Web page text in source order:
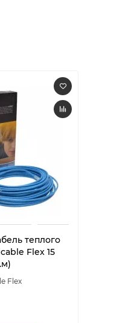
теплого
Flex 15
Flex